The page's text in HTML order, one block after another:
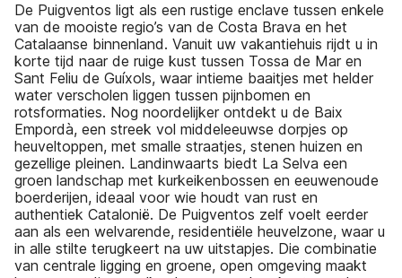
De Puigventos ligt als een rustige enclave tussen enkele
van de mooiste regio’s van de Costa Brava en het
Catalaanse binnenland. Vanuit uw vakantiehuis rijdt u in
korte tijd naar de ruige kust tussen Tossa de Mar en
Sant Feliu de Guíxols, waar intieme baaitjes met helder
water verscholen liggen tussen pijnbomen en
rotsformaties. Nog noordelijker ontdekt u de Baix
Empordà, een streek vol middeleeuwse dorpjes op
heuveltoppen, met smalle straatjes, stenen huizen en
gezellige pleinen. Landinwaarts biedt La Selva een
groen landschap met kurkeikenbossen en eeuwenoude
boerderijen, ideaal voor wie houdt van rust en
authentiek Catalonië. De Puigventos zelf voelt eerder
aan als een welvarende, residentiële heuvelzone, waar u
in alle stilte terugkeert na uw uitstapjes. Die combinatie
van centrale ligging en groene, open omgeving maakt